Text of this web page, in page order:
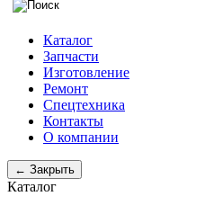
Каталог
Запчасти
Изготовление
Ремонт
Спецтехника
Контакты
О компании
← Закрыть
Каталог